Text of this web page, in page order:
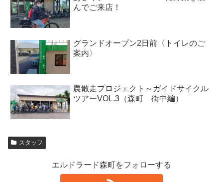
んでご来店！
グランドオープン2日前〈トイレのご
案内〉
農散走プロジェクト～ガイドサイクル
ツアーVOL.3（森町 街中編）
スタッフ
エルドラード森町をフォローする